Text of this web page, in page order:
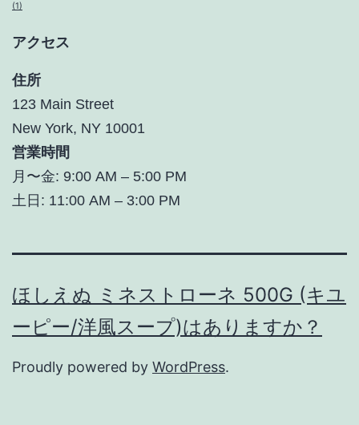
(1)
アクセス
住所
123 Main Street
New York, NY 10001
営業時間
月〜金: 9:00 AM – 5:00 PM
土日: 11:00 AM – 3:00 PM
ほしえぬ ミネストローネ 500G (キユ
ーピー/洋風スープ)はありますか？
Proudly powered by WordPress.